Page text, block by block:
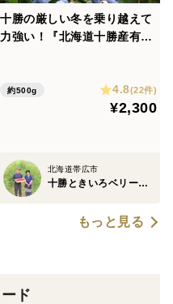
十勝の厳しい冬を乗り越えて
力強い！『北海道十勝産有機
約500g 4.8(22件)
¥2,300
北海道帯広市
十勝ときいろベリーファーム
もっと見る
ド